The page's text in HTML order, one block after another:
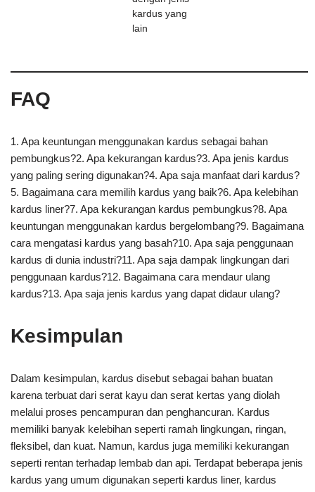
kardus yang
lain
FAQ
1. Apa keuntungan menggunakan kardus sebagai bahan
pembungkus?2. Apa kekurangan kardus?3. Apa jenis kardus
yang paling sering digunakan?4. Apa saja manfaat dari kardus?
5. Bagaimana cara memilih kardus yang baik?6. Apa kelebihan
kardus liner?7. Apa kekurangan kardus pembungkus?8. Apa
keuntungan menggunakan kardus bergelombang?9. Bagaimana
cara mengatasi kardus yang basah?10. Apa saja penggunaan
kardus di dunia industri?11. Apa saja dampak lingkungan dari
penggunaan kardus?12. Bagaimana cara mendaur ulang
kardus?13. Apa saja jenis kardus yang dapat didaur ulang?
Kesimpulan
Dalam kesimpulan, kardus disebut sebagai bahan buatan
karena terbuat dari serat kayu dan serat kertas yang diolah
melalui proses pencampuran dan penghancuran. Kardus
memiliki banyak kelebihan seperti ramah lingkungan, ringan,
fleksibel, dan kuat. Namun, kardus juga memiliki kekurangan
seperti rentan terhadap lembab dan api. Terdapat beberapa jenis
kardus yang umum digunakan seperti kardus liner, kardus